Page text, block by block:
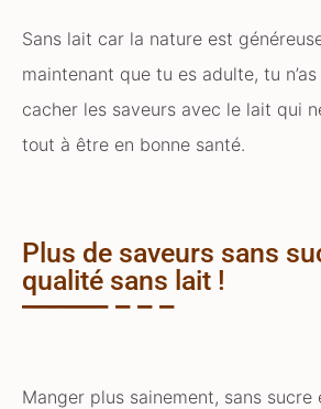
Sans lait car la nature est
maintenant que tu es adulte, tu
cacher les saveurs avec le lait qui
tout à être en bonne santé.
Plus de saveurs sans
qualité sans lait !
Manger plus sainement, sans sucre